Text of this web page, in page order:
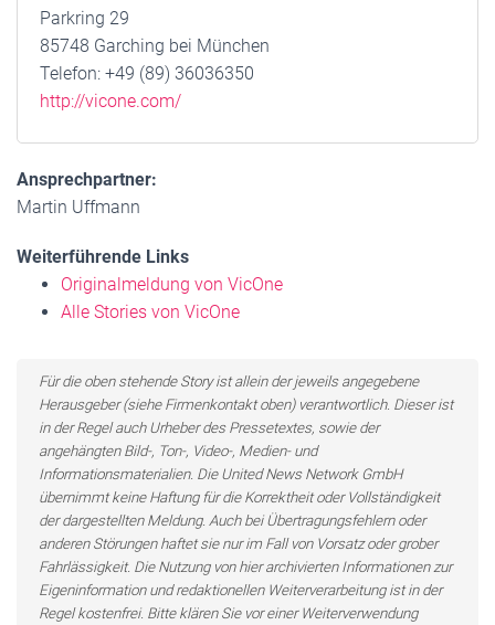
Parkring 29
85748 Garching bei München
Telefon: +49 (89) 36036350
http://vicone.com/
Ansprechpartner:
Martin Uffmann
Weiterführende Links
Originalmeldung von VicOne
Alle Stories von VicOne
Für die oben stehende Story ist allein der jeweils angegebene
Herausgeber (siehe Firmenkontakt oben) verantwortlich. Dieser ist
in der Regel auch Urheber des Pressetextes, sowie der
angehängten Bild-, Ton-, Video-, Medien- und
Informationsmaterialien. Die United News Network GmbH
übernimmt keine Haftung für die Korrektheit oder Vollständigkeit
der dargestellten Meldung. Auch bei Übertragungsfehlern oder
anderen Störungen haftet sie nur im Fall von Vorsatz oder grober
Fahrlässigkeit. Die Nutzung von hier archivierten Informationen zur
Eigeninformation und redaktionellen Weiterverarbeitung ist in der
Regel kostenfrei. Bitte klären Sie vor einer Weiterverwendung